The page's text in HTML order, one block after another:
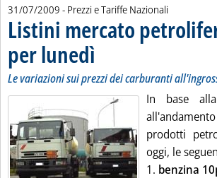
31/07/2009 - Prezzi e Tariffe Nazionali
Listini mercato
per lunedì . Sottotitolo: Le variazioni sui
. Pubblicata venerdì 31 luglio 2009
Le variazioni sui prezzi dei carburanti
In base
prodotti
oggi, le
1. benzina